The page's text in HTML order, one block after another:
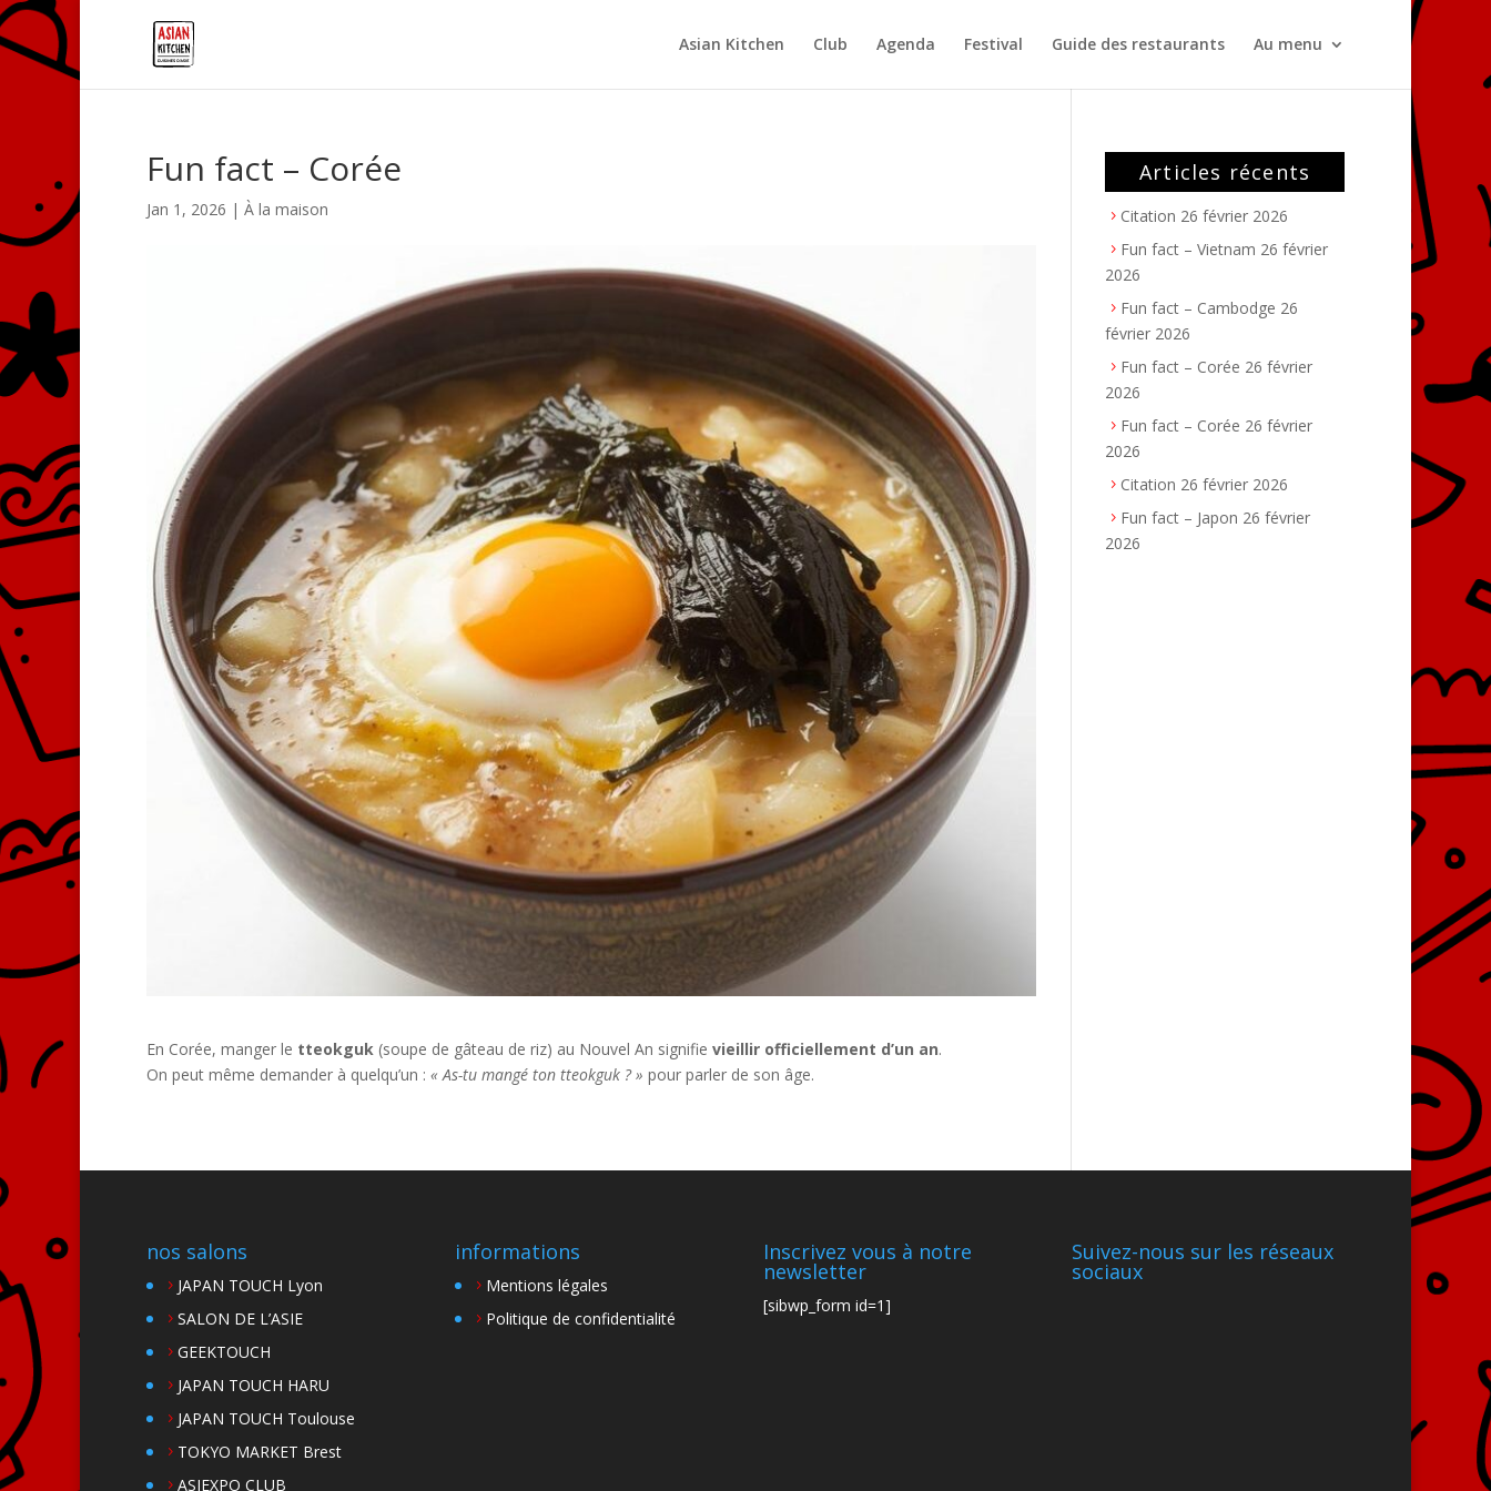
Asian Kitchen Club Agenda Festival Guide des restaurants Au menu
Fun fact – Corée
Jan 1, 2026 | À la maison
En Corée, manger le tteokguk (soupe de gâteau de riz) au Nouvel An signifie vieillir officiellement d’un an.
On peut même demander à quelqu’un : « As-tu mangé ton tteokguk ? » pour parler de son âge.
Articles récents
Citation 26 février 2026
Fun fact – Vietnam 26 février
2026
Fun fact – Cambodge 26
février 2026
Fun fact – Corée 26 février
2026
Fun fact – Corée 26 février
2026
Citation 26 février 2026
Fun fact – Japon 26 février
2026
nos salons
JAPAN TOUCH Lyon
SALON DE L’ASIE
GEEKTOUCH
JAPAN TOUCH HARU
JAPAN TOUCH Toulouse
TOKYO MARKET Brest
ASIEXPO CLUB
informations
Mentions légales
Politique de confidentialité
Inscrivez vous à notre
newsletter
[sibwp_form id=1]
Suivez-nous sur les réseaux
sociaux